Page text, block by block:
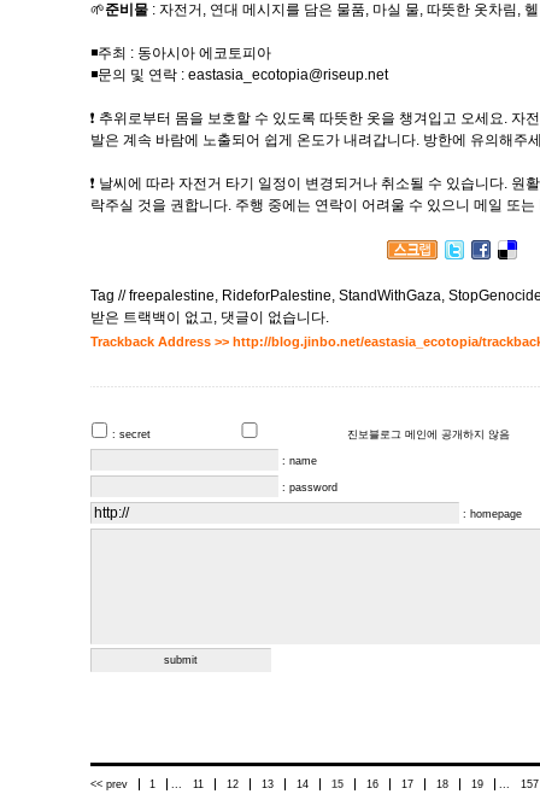
🌱준비물 : 자전거, 연대 메시지를 담은 물품, 마실 물, 따뜻한 옷차림,
◾주최 : 동아시아 에코토피아
◾문의 및 연락 : eastasia_ecotopia@riseup.net
❗ 추위로부터 몸을 보호할 수 있도록 따뜻한 옷을 챙겨입고 오세요. 자
발은 계속 바람에 노출되어 쉽게 온도가 내려갑니다. 방한에 유의해주
❗ 날씨에 따라 자전거 타기 일정이 변경되거나 취소될 수 있습니다. 원
락주실 것을 권합니다. 주행 중에는 연락이 어려울 수 있으니 메일 또
Tag //freepalestine, RideforPalestine, StandWithGaza,
받은 트랙백이 없고, 댓글이 없습니다.
Trackback Address >> http://blog.jinbo.net/eastasia_ecotopia/
: secret 진보블로그 메인에 공개하지 않음
: name
: password
: homepage
<< prev 1 ... 11 12 13 14 15 16 17 18 19 ... 157